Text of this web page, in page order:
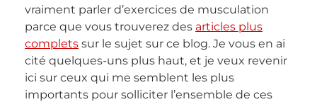
vraiment parler d’exercices de musculation
parce que vous trouverez des articles plus
complets sur le sujet sur ce blog. Je vous en ai
cité quelques-uns plus haut, et je veux revenir
ici sur ceux qui me semblent les plus
importants pour solliciter l’ensemble de ces